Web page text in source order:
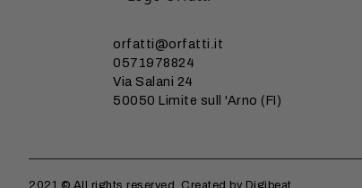
orfatti@orfatti.it
0571978824
Via Salani 24
50050 Limite sull 'Arno (FI)
2021 © All rights reserved. Created by Digibeat